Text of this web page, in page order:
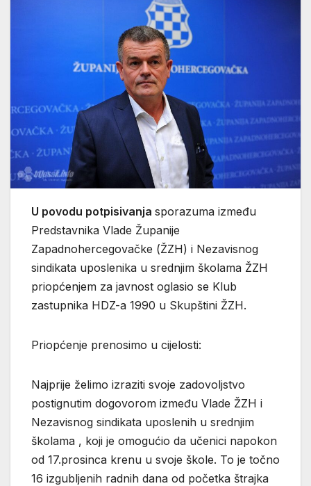
U povodu potpisivanja sporazuma između
Predstavnika Vlade Županije
Zapadnohercegovačke (ŽZH) i Nezavisnog
sindikata uposlenika u srednjim školama ŽZH
priopćenjem za javnost oglasio se Klub
zastupnika HDZ-a 1990 u Skupštini ŽZH.
Priopćenje prenosimo u cijelosti:
Najprije želimo izraziti svoje zadovoljstvo
postignutim dogovorom između Vlade ŽZH i
Nezavisnog sindikata uposlenih u srednjim
školama , koji je omogućio da učenici napokon
od 17.prosinca krenu u svoje škole. To je točno
16 izgubljenih radnih dana od početka štrajka